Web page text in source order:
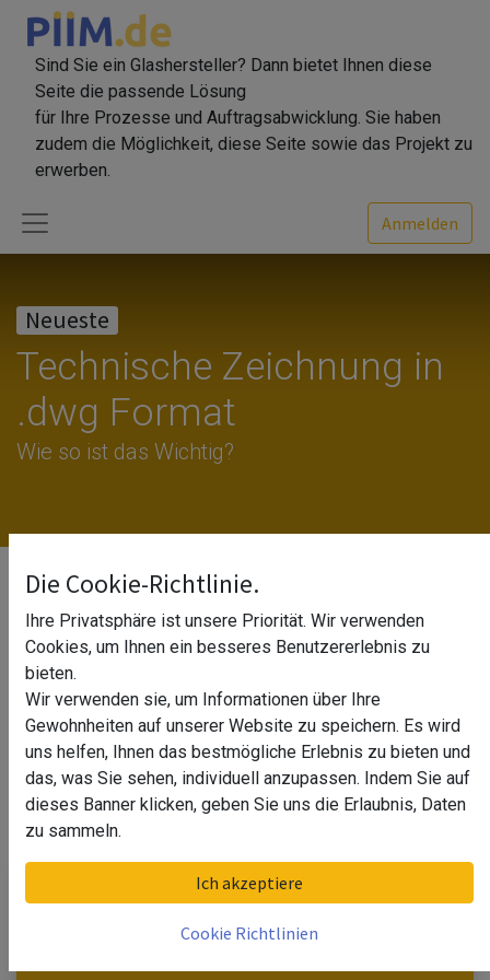
Sind Sie ein Glashersteller? Dann bietet Ihnen diese
Seite die passende Lösung
für Ihre Prozesse und Auftragsabwicklung. Sie haben
zudem die Möglichkeit, diese Seite sowie das Projekt zu
erwerben.
Anmelden
Neueste
Technische Zeichnung in
.dwg Format
Wie so ist das Wichtig?
Alle
Service
Die Cookie-Richtlinie.
Ihre Privatsphäre ist unsere Priorität. Wir verwenden
Cookies, um Ihnen ein besseres Benutzererlebnis zu
bieten.
Wir verwenden sie, um Informationen über Ihre
Gewohnheiten auf unserer Website zu speichern. Es wird
uns helfen, Ihnen das bestmögliche Erlebnis zu bieten und
das, was Sie sehen, individuell anzupassen. Indem Sie auf
dieses Banner klicken, geben Sie uns die Erlaubnis, Daten
zu sammeln.
Ich akzeptiere
Cookie Richtlinien